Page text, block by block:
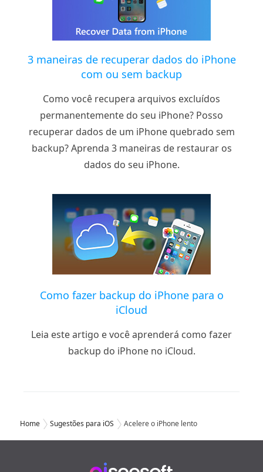
3 maneiras de recuperar dados do iPhone
com ou sem backup
Como você recupera arquivos excluídos
permanentemente do seu iPhone? Posso
recuperar dados de um iPhone quebrado sem
backup? Aprenda 3 maneiras de restaurar os
dados do seu iPhone.
Como fazer backup do iPhone para o
iCloud
Leia este artigo e você aprenderá como fazer
backup do iPhone no iCloud.
Home Sugestões para iOS Acelere o iPhone lento